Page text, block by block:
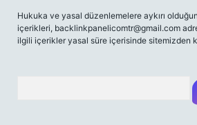
Hukuka ve yasal düzenlemelere aykırı
içerikleri, backlinkpanelicomtr@gmail.com
ilgili içerikler yasal süre içerisinde sitemizden